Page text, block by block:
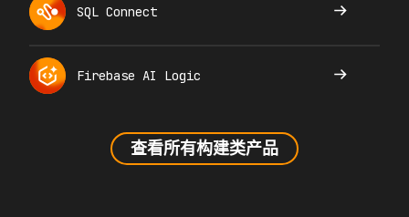
SQL Connect
Firebase AI Logic
查看所有构建类产品